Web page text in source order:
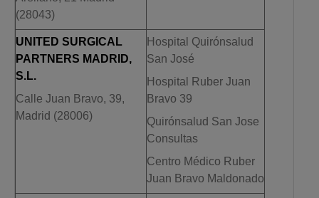
(28043)
UNITED SURGICAL
PARTNERS MADRID,
S.L.
Calle Juan Bravo, 39,
Madrid (28006)
Hospital Quirónsalud
San José
Hospital Ruber Juan
Bravo 39
Quirónsalud San Jose
Consultas
Centro Médico Ruber
Juan Bravo Maldonado